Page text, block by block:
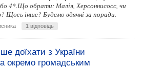
4*.Що обрати: Малія, Херсоннисосс, чи
Щось інше? Будемо вдячні за поради.
1 відповідь
доїхати з України
окремо громадським